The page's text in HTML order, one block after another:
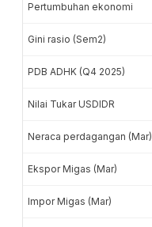
Pertumbuhan ekonomi
Gini rasio (Sem2)
PDB ADHK (Q4 2025)
Nilai Tukar USDIDR
Neraca perdagangan (Mar)
Ekspor Migas (Mar)
Impor Migas (Mar)